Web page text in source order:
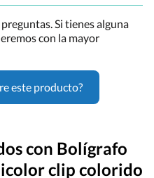
Si tienes alguna
con la mayor
este producto?
con Bolígrafo
clip colorido